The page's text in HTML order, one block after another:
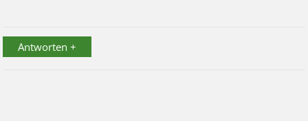
Antworten +